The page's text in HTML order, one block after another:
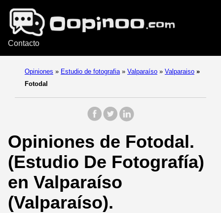
Contacto
Opiniones » Estudio de fotografia » Valparaíso » Valparaiso »
Fotodal
Opiniones de Fotodal.
(Estudio De Fotografía)
en Valparaíso
(Valparaíso).